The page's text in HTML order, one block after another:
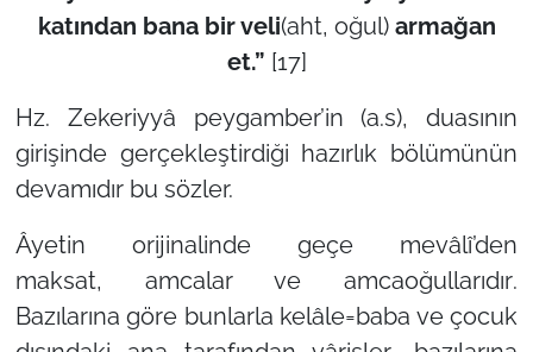
katından bana bir veli(aht, oğul)armağan
et.” [17]
Hz. Zekeriyyâ peygamber’in (a.s), duasının
girişinde gerçekleştirdiği hazırlık bölümünün
devamıdır bu sözler.
Âyetin orijinalinde geçe mevâlî’den
maksat, amcalar ve amcaoğullarıdır.
Bazılarına göre bunlarla kelâle=baba ve çocuk